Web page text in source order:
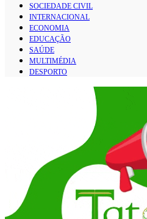
SOCIEDADE CIVIL
INTERNACIONAL
ECONOMIA
EDUCAÇÃO
SAÚDE
MULTIMÉDIA
DESPORTO